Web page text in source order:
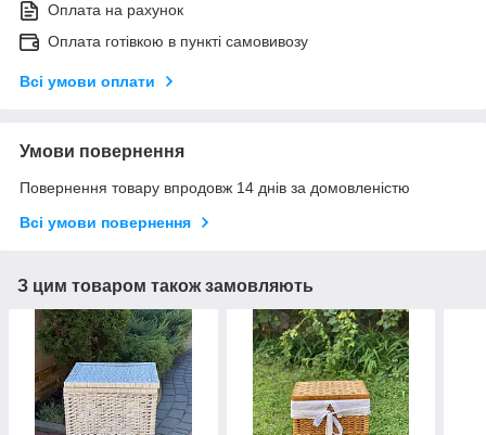
Оплата на рахунок
Оплата готівкою в пункті самовивозу
Всі умови оплати
Умови повернення
Повернення товару впродовж 14 днів за домовленістю
Всі умови повернення
З цим товаром також замовляють